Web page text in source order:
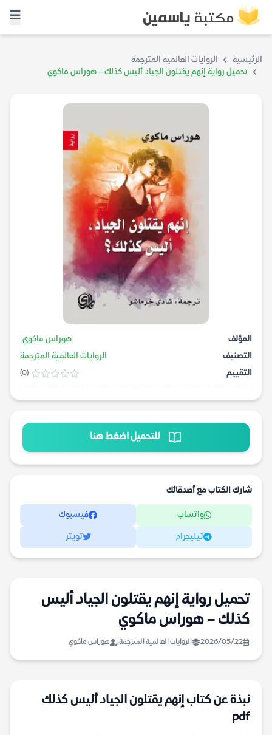
الرئيسية
الروايات العالمية المترجمة
تحميل رواية إنهم يقتلون الجياد أليس كذلك – هوراس ماكوي
المؤلف
هوراس ماكوي
التصنيف
الروايات العالمية المترجمة
التقييم
(0)
للتحميل اضغط هنا
شارك الكتاب مع أصدقائك
واتساب فيسبوك
تيليجرام تويتر
تحميل رواية إنهم يقتلون الجياد أليس
كذلك – هوراس ماكوي
2026/05/22 الروايات العالمية المترجمة هوراس ماكوي
نبذة عن كتاب إنهم يقتلون الجياد أليس كذلك
pdf